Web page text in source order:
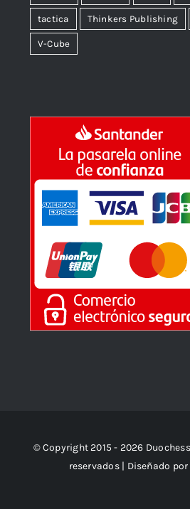
tactica Thinkers Publishing
V-Cube
© Copyright 2015 - 2026
reservados | Diseñado por